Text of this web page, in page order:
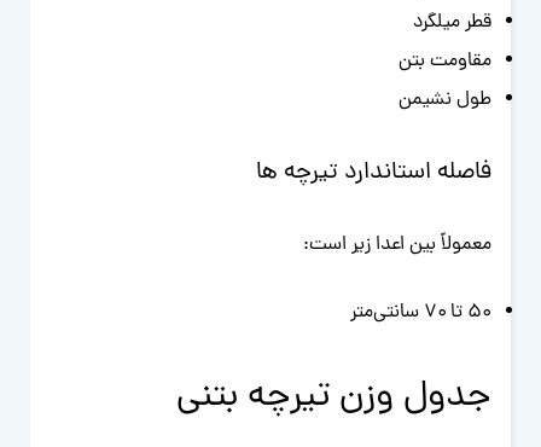
قطر میلگرد
مقاومت بتن
طول نشیمن
فاصله استاندارد تیرچه ها
معمولاً بین اعدا زیر است:
۵۰ تا ۷۰ سانتی‌متر
جدول وزن تیرچه بتنی